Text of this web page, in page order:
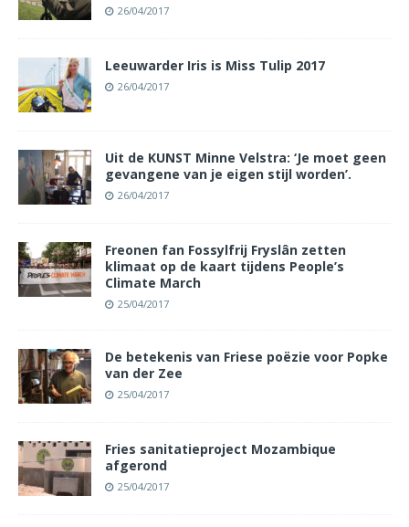
26/04/2017
Leeuwarder Iris is Miss Tulip 2017
26/04/2017
Uit de KUNST Minne Velstra: ‘Je moet geen
gevangene van je eigen stijl worden’.
26/04/2017
Freonen fan Fossylfrij Fryslân zetten
klimaat op de kaart tijdens People’s
Climate March
25/04/2017
De betekenis van Friese poëzie voor Popke
van der Zee
25/04/2017
Fries sanitatieproject Mozambique
afgerond
25/04/2017